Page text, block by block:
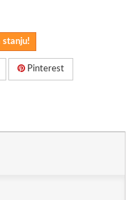
stanju!
Pinterest